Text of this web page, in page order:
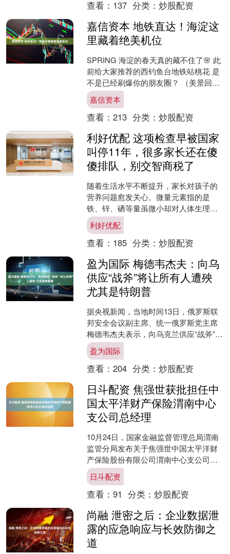
查看： 137 分类： 炒股配资
嘉信资本 地铁直达！海淀这
里藏着绝美机位
SPRING 海淀的春天真的藏不住了🌸 此
前给大家推荐的西钓鱼台地铁站桃花 是
不是已经刷爆你的朋友圈？ （美景回
顾：在海淀，出站遇见春天！） 后台好
多网友催更 ....
嘉信资本
查看： 213 分类： 炒股配资
利好优配 这项检查早被国家
叫停11年，很多家长还在傻
傻排队，别交智商税了
随着生活水平不断提升，家长对孩子的
营养问题愈发关心。微量元素指的是
铁、锌、硒等量虽微小却对人体生理功
能至关重要的矿物质，它们参与免疫调
节、骨骼发育、神经传导等多....
利好优配
查看： 185 分类： 炒股配资
盈为国际 梅德韦杰夫：向乌
供应“战斧”将让所有人遭殃
尤其是特朗普
据央视新闻，当地时间13日，俄罗斯联
邦安全会议副主席、统一俄罗斯党主席
梅德韦杰夫表示，向乌克兰供应“战斧”巡
航导弹，“可能让所有人遭殃，尤其是特
朗普本人”。根据....
盈为国际
查看： 204 分类： 炒股配资
日斗配资 焦强世获批担任中
国太平洋财产保险渭南中心
支公司总经理
10月24日，国家金融监督管理总局渭南
监管分局发布关于焦强世中国太平洋财
产保险股份有限公司渭南中心支公司总
经理任职资格的批复，核准焦强世中国
太平洋财产保险股份有....
日斗配资
查看： 91 分类： 炒股配资
尚融 泄密之后：企业数据泄
露的应急响应与长效防御之
道